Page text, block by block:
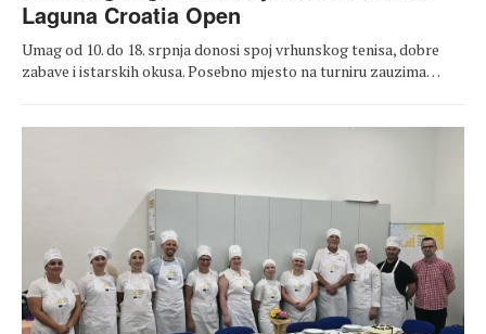
Laguna Croatia Open
Umag od 10. do 18. srpnja donosi spoj vrhunskog tenisa, dobre
zabave i istarskih okusa. Posebno mjesto na turniru zauzima…